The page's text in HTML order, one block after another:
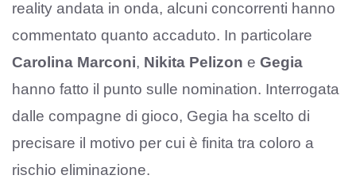
reality andata in onda, alcuni concorrenti hanno
commentato quanto accaduto. In particolare
Carolina Marconi, Nikita Pelizon e Gegia
hanno fatto il punto sulle nomination. Interrogata
dalle compagne di gioco, Gegia ha scelto di
precisare il motivo per cui è finita tra coloro a
rischio eliminazione.